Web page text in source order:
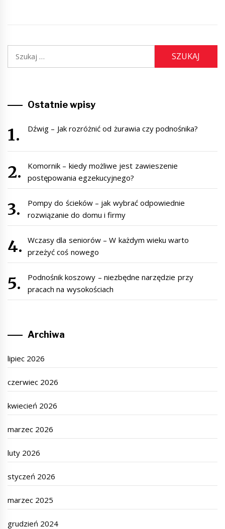
Ostatnie wpisy
Dźwig – Jak rozróżnić od żurawia czy podnośnika?
Komornik – kiedy możliwe jest zawieszenie
postępowania egzekucyjnego?
Pompy do ścieków – jak wybrać odpowiednie
rozwiązanie do domu i firmy
Wczasy dla seniorów – W każdym wieku warto
przeżyć coś nowego
Podnośnik koszowy – niezbędne narzędzie przy
pracach na wysokościach
Archiwa
lipiec 2026
czerwiec 2026
kwiecień 2026
marzec 2026
luty 2026
styczeń 2026
marzec 2025
grudzień 2024